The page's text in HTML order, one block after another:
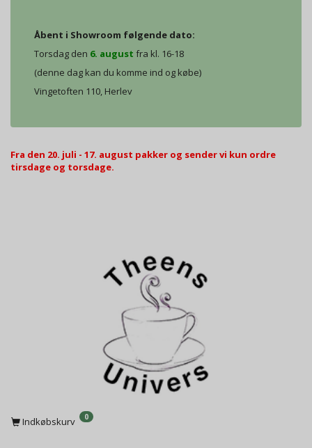
Åbent i Showroom følgende dato:
Torsdag den 6. august fra kl. 16-18
(denne dag kan du komme ind og købe)
Vingetoften 110, Herlev
Fra den 20. juli - 17. august pakker og sender vi kun ordre
tirsdage og torsdage.
Indkøbskurv 0